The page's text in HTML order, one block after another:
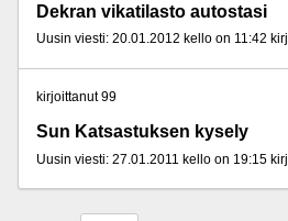
Dekran vikatilasto autostasi
Uusin viesti: 20.01.2012 kello on 11:42
kirjoittanut 99
Sun Katsastuksen kysely
Uusin viesti: 27.01.2011 kello on 19:15